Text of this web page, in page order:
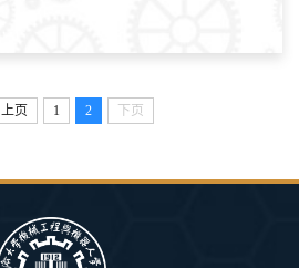
上页 1 2 下页